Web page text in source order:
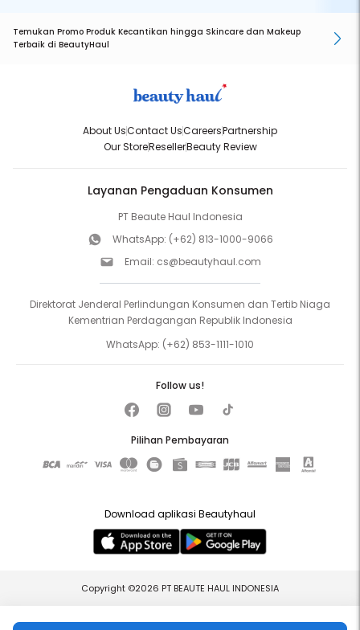
Temukan Promo Produk Kecantikan hingga Skincare dan Makeup
Terbaik di BeautyHaul
About UsContact UsCareersPartnership
Our StoreResellerBeauty Review
Layanan Pengaduan Konsumen
PT Beaute Haul Indonesia
WhatsApp: (+62) 813-1000-9066
Email: cs@beautyhaul.com
Direktorat Jenderal Perlindungan Konsumen dan Tertib Niaga
Kementrian Perdagangan Republik Indonesia
WhatsApp: (+62) 853-1111-1010
Pilihan Pembayaran
Follow us!
Download aplikasi Beautyhaul
Copyright ©2026 PT BEAUTE HAUL INDONESIA